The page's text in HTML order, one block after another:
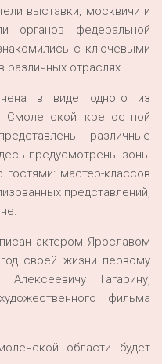
выставки, москвичи и
органов федеральной
с ключевыми
различных отраслях.
в виде одного из
крепостной
различные
предусмотрены зоны
мастер-классов
представлений,
актером Ярославом
своей жизни первому
Гагарину,
фильма
области будет